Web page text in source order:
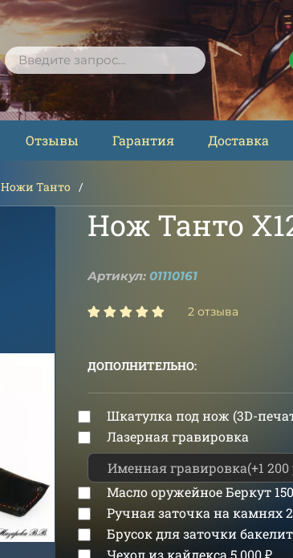
ПОИСК
Отзывы Гарантия Доставка
Ножи Танто
Нож Танто
Артикул: 01110161
2 отзыва
ДОПОЛНИТЕЛЬНО:
Шкатулка под нож (3D-
Лазерная гравировка
Масло оружейное Беркут
Ручная заточка на камнях
Брусок для заточки бакелит
Чехол из кайдекса 5 000₽